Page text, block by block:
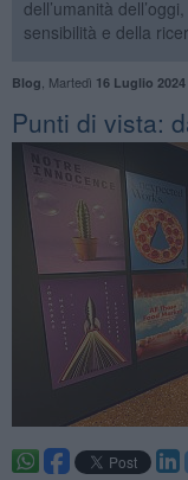
dell’umanità
sensibilità e della
Blog Martedì 16 Luglio 2024
Punti di vista: